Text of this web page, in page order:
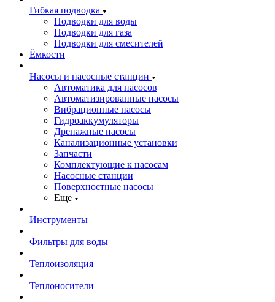
Гибкая подводка
Подводки для воды
Подводки для газа
Подводки для смесителей
Ёмкости
Насосы и насосные станции
Автоматика для насосов
Автоматизированные насосы
Вибрационные насосы
Гидроаккумуляторы
Дренажные насосы
Канализационные установки
Запчасти
Комплектующие к насосам
Насосные станции
Поверхностные насосы
Еще
Инструменты
Фильтры для воды
Теплоизоляция
Теплоносители